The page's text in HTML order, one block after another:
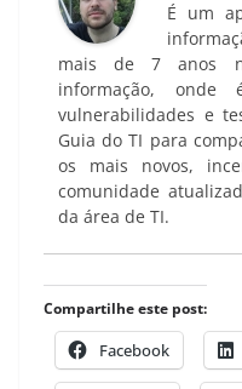
É um
mais de 7 anos
informação,
vulnerabilidades e
Guia do TI para
os mais novos,
comunidade
da área de TI.
Compartilhe este post:
Facebook